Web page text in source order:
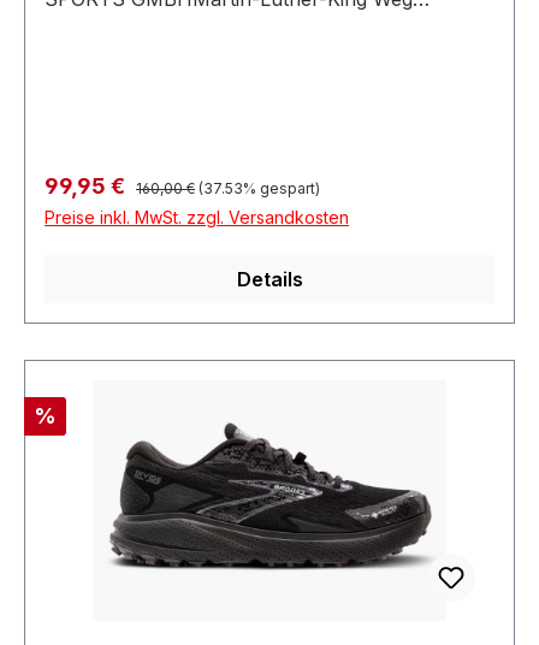
Verkaufspreis:
99,95 € Regulärer Preis:
160,00 € (37.53% gespart)
Preise inkl. MwSt. zzgl. Versandkosten
Details
Rabatt
%